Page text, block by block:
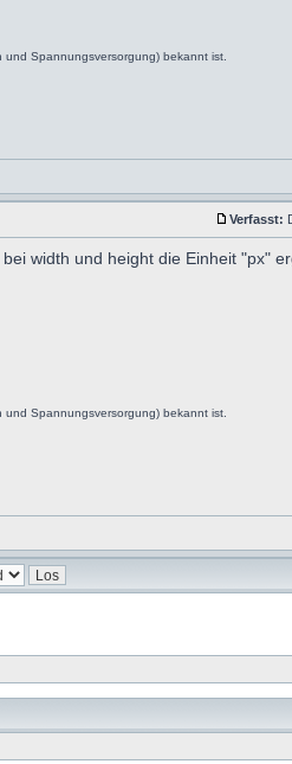
Spannungsversorgung) bekannt ist.
Verfasst:
width und height die Einheit "px"
Spannungsversorgung) bekannt ist.